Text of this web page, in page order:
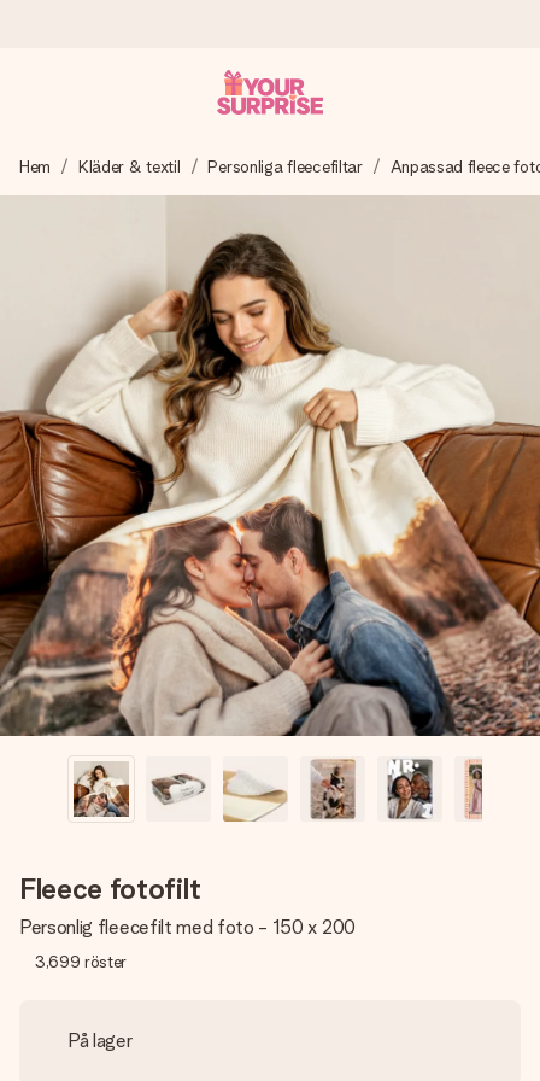
Vi skapar din gåva med omsorg och skickar den blixtsnabbt
– så att du kan ge den i precis rätt tid, när det betyder som
4,6 (baserat på +15 000 recensioner)
Våra gåvor inspirerar. Kunder ger oss 4,6 på Google
Reviews.
Gratis hälsning
Skapa något unikt med bara några få steg – med hennes
namn, ditt foto eller ett meddelande som verkligen berör
hennes hjärta. Inget krångel, bara med all kärlek för stunden.
Hem Kläder & textil Personliga fleecefiltar Anpassad fleece
Fleece fotofilt
Personlig fleecefilt med foto - 150 x 200
3,699 röster
På lager